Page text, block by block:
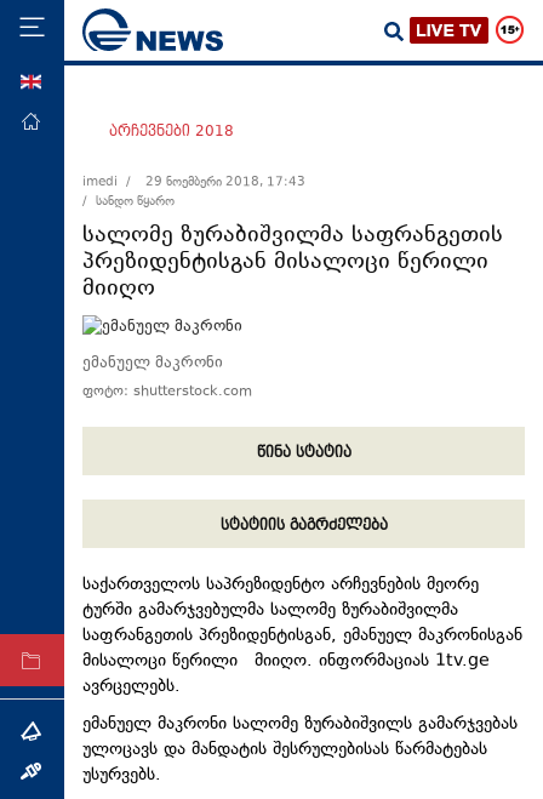
მთავარი
ეკონომიკა
მსოფლიო
ჯანდაცვა
საზოგადოება
სამართალი
ტაბლოიდი
არქივი
თემა
ინტერვიუ
არჩევნები 2018
imedi /
29 ნოემბერი 2018, 17:43
/ სანდო წყარო
სალომე ზურაბიშვილმა საფრანგეთის
პრეზიდენტისგან მისალოცი წერილი
მიიღო
ემანუელ მაკრონი
ფოტო: shutterstock.com
წინა სტატია
სტატიის გაგრძელება
საქართველოს საპრეზიდენტო არჩევნების მეორე
ტურში გამარჯვებულმა სალომე ზურაბიშვილმა
საფრანგეთის პრეზიდენტისგან, ემანუელ მაკრონისგან
მისალოცი წერილი მიიღო. ინფორმაციას 1tv.ge
ავრცელებს.
ემანუელ მაკრონი სალომე ზურაბიშვილს გამარჯვებას
ულოცავს და მანდატის შესრულებისას წარმატებას
უსურვებს.